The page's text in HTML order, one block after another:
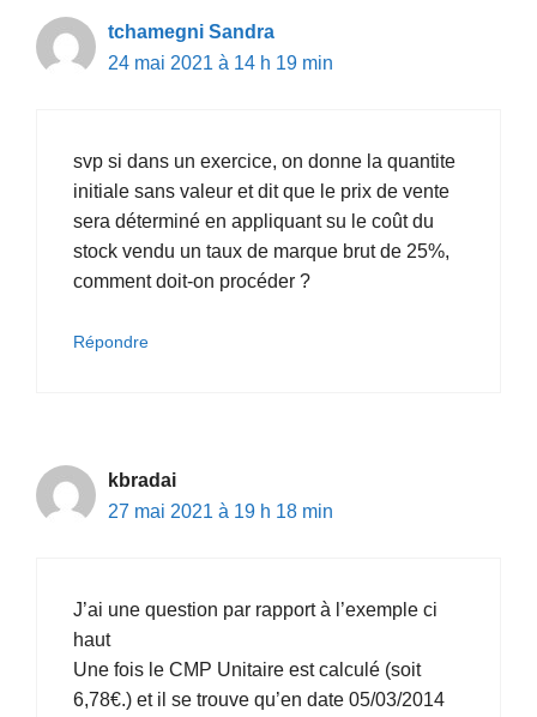
tchamegni Sandra
24 mai 2021 à 14 h 19 min
svp si dans un exercice, on donne la quantite
initiale sans valeur et dit que le prix de vente
sera déterminé en appliquant su le coût du
stock vendu un taux de marque brut de 25%,
comment doit-on procéder ?
Répondre
kbradai
27 mai 2021 à 19 h 18 min
J’ai une question par rapport à l’exemple ci
haut
Une fois le CMP Unitaire est calculé (soit
6,78€.) et il se trouve qu’en date 05/03/2014